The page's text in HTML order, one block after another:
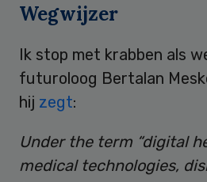
Wegwijzer
Ik stop met krabben als
futuroloog Bertalan
hij zegt:
Under the term “digital
medical technologies,